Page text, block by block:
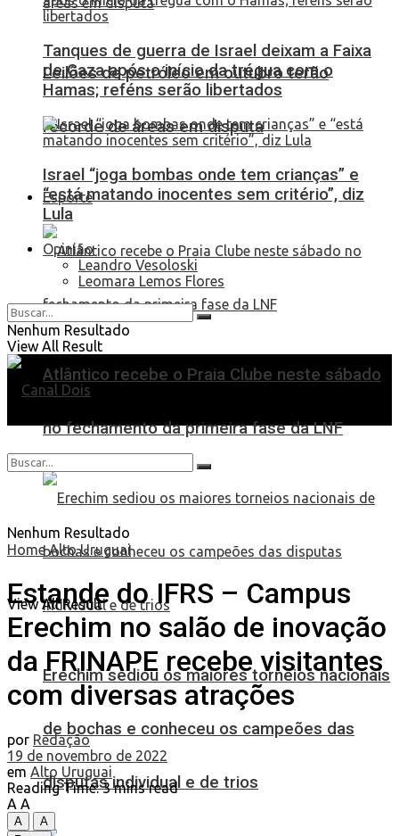
Leilões de petróleo em outubro terão
recorde de áreas em disputa
Esporte
Atlântico recebe o Praia Clube neste sábado
no fechamento da primeira fase da LNF
Erechim sediou os maiores torneios nacionais
de bochas e conheceu os campeões das
disputas individual e de trios
Tanques de guerra de Israel deixam a Faixa
de Gaza após o início da trégua com o
Hamas; reféns serão libertados
Israel “joga bombas onde tem crianças” e
“está matando inocentes sem critério”, diz
Lula
Opinião
Leandro Vesoloski
Leomara Lemos Flores
Nenhum Resultado
View All Result
Nenhum Resultado
View All Result
Home Alto Uruguai
Estande do IFRS – Campus
Erechim no salão de inovação
da FRINAPE recebe visitantes
com diversas atrações
por Redação
19 de novembro de 2022
em Alto Uruguai
Reading Time: 3 mins read
A A
A
A